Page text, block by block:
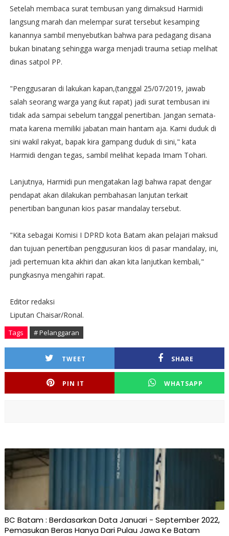
Setelah membaca surat tembusan yang dimaksud Harmidi
langsung marah dan melempar surat tersebut kesamping
kanannya sambil menyebutkan bahwa para pedagang disana
bukan binatang sehingga warga menjadi trauma setiap melihat
dinas satpol PP.
"Penggusaran di lakukan kapan,(tanggal 25/07/2019, jawab
salah seorang warga yang ikut rapat) jadi surat tembusan ini
tidak ada sampai sebelum tanggal penertiban. Jangan semata-
mata karena memiliki jabatan main hantam aja. Kami duduk di
sini wakil rakyat, bapak kira gampang duduk di sini," kata
Harmidi dengan tegas, sambil melihat kepada Imam Tohari.
Lanjutnya, Harmidi pun mengatakan lagi bahwa rapat dengar
pendapat akan dilakukan pembahasan lanjutan terkait
penertiban bangunan kios pasar mandalay tersebut.
"Kita sebagai Komisi I DPRD kota Batam akan pelajari maksud
dan tujuan penertiban penggusuran kios di pasar mandalay, ini,
jadi pertemuan kita akhiri dan akan kita lanjutkan kembali,"
pungkasnya mengahiri rapat.
Editor redaksi
Liputan Chaisar/Ronal.
Tags # Pelanggaran
TWEET SHARE
PIN IT WHATSAPP
BC Batam : Berdasarkan Data Januari - September 2022,
Pemasukan Beras Hanya Dari Pulau Jawa Ke Batam